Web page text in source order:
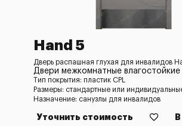
Hand 5
Дверь распашная глухая для инвалидов
Двери межкомнатные
Тип покрытия: пластик CPL
Размеры: стандартные или
Назначение: санузлы для инвалидов
Уточнить стоимость